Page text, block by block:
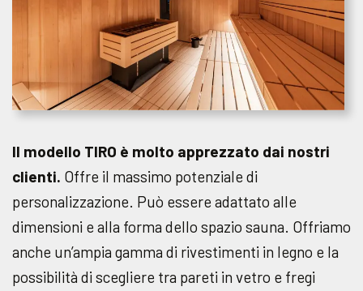
Il modello TIRO è molto apprezzato dai nostri
clienti. Offre il massimo potenziale di
personalizzazione. Può essere adattato alle
dimensioni e alla forma dello spazio sauna. Offriamo
anche un’ampia gamma di rivestimenti in legno e la
possibilità di scegliere tra pareti in vetro e fregi